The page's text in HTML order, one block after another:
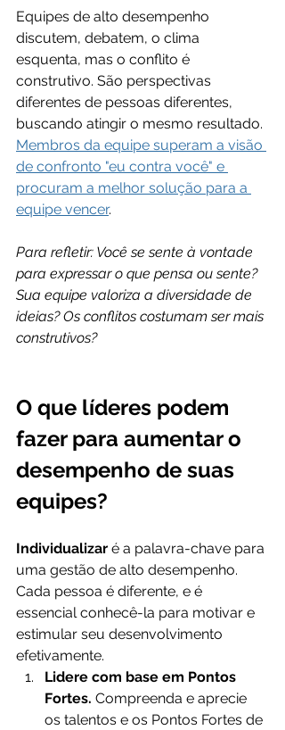
Equipes de alto desempenho
discutem, debatem, o clima
esquenta, mas o conflito é
construtivo. São perspectivas
diferentes de pessoas diferentes,
buscando atingir o mesmo resultado.
Membros da equipe superam a visão
de confronto "eu contra você" e
procuram a melhor solução para a
equipe vencer.
Para refletir: Você se sente à vontade
para expressar o que pensa ou sente?
Sua equipe valoriza a diversidade de
ideias? Os conflitos costumam ser mais
construtivos?
O que líderes podem
fazer para aumentar o
desempenho de suas
equipes?
Individualizar é a palavra-chave para
uma gestão de alto desempenho.
Cada pessoa é diferente, e é
essencial conhecê-la para motivar e
estimular seu desenvolvimento
efetivamente.
Lidere com base em Pontos
Fortes. Compreenda e aprecie
os talentos e os Pontos Fortes de